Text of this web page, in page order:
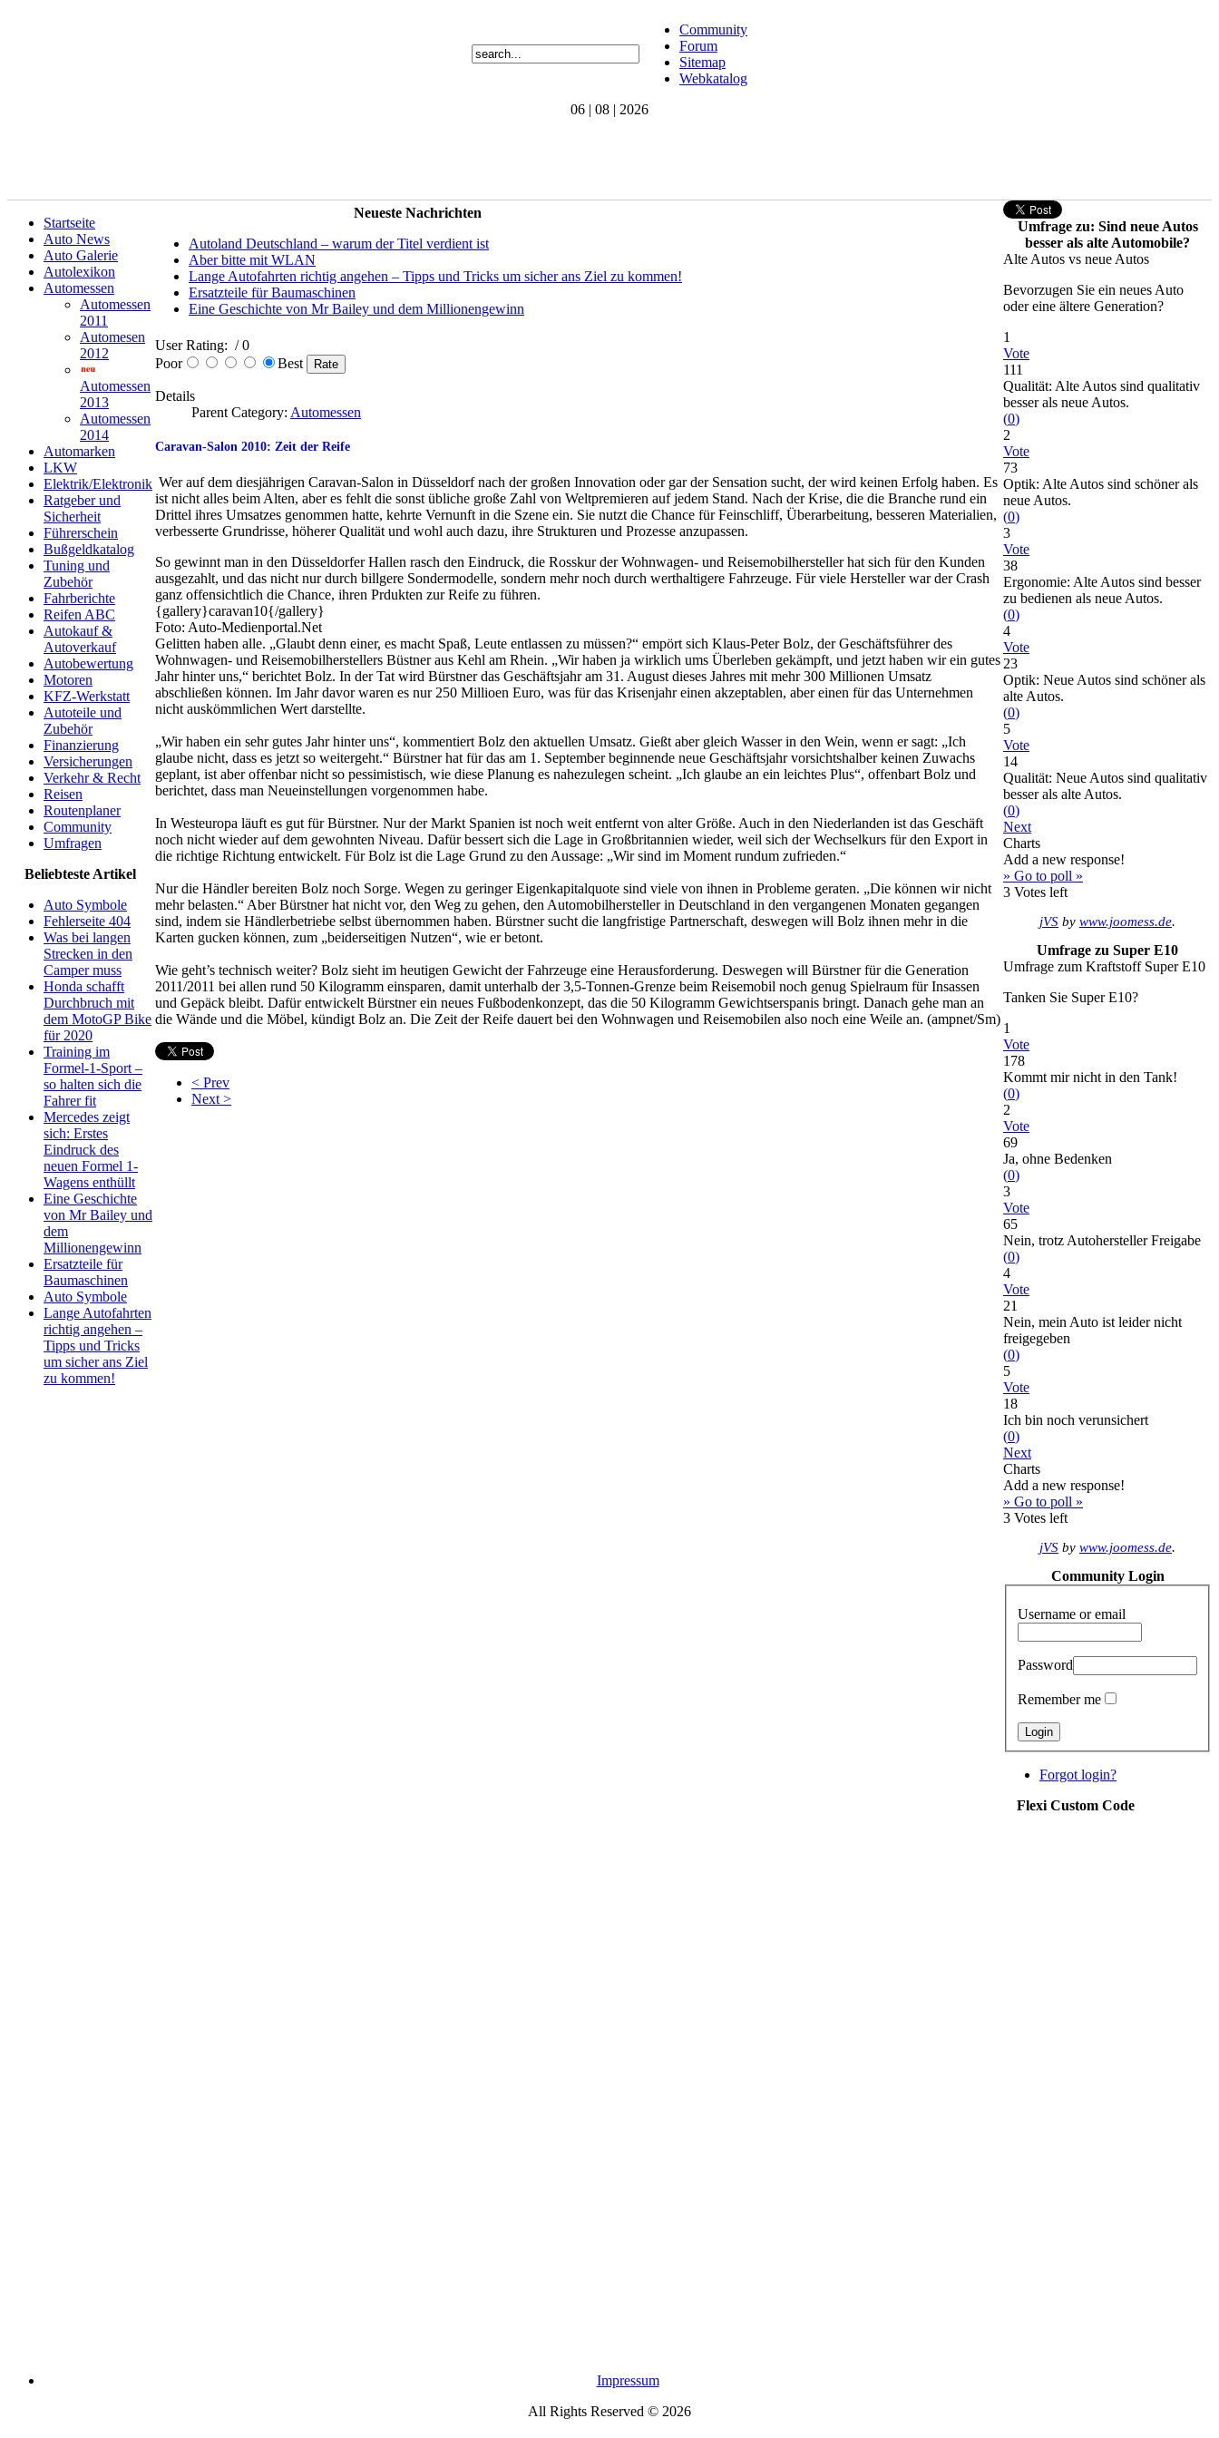
Community
Forum
Sitemap
Webkatalog
06 | 08 | 2026
Startseite
Auto News
Auto Galerie
Autolexikon
Automessen
Automessen
2011
Automesen
2012
Automessen
2013
Automessen
2014
Automarken
LKW
Elektrik/Elektronik
Ratgeber und
Sicherheit
Führerschein
Bußgeldkatalog
Tuning und
Zubehör
Fahrberichte
Reifen ABC
Autokauf &
Autoverkauf
Autobewertung
Motoren
KFZ-Werkstatt
Autoteile und
Zubehör
Finanzierung
Versicherungen
Verkehr & Recht
Reisen
Routenplaner
Community
Umfragen
Beliebteste Artikel
Auto Symbole
Fehlerseite 404
Was bei langen
Strecken in den
Camper muss
Honda schafft
Durchbruch mit
dem MotoGP Bike
für 2020
Training im
Formel-1-Sport –
so halten sich die
Fahrer fit
Mercedes zeigt
sich: Erstes
Eindruck des
neuen Formel 1-
Wagens enthüllt
Eine Geschichte
von Mr Bailey und
dem
Millionengewinn
Ersatzteile für
Baumaschinen
Auto Symbole
Lange Autofahrten
richtig angehen –
Tipps und Tricks
um sicher ans Ziel
zu kommen!
Neueste Nachrichten
Autoland Deutschland – warum der Titel verdient ist
Aber bitte mit WLAN
Lange Autofahrten richtig angehen – Tipps und Tricks um sicher ans Ziel zu kommen!
Ersatzteile für Baumaschinen
Eine Geschichte von Mr Bailey und dem Millionengewinn
User Rating: / 0
Poor
Best
Details
Parent Category: Automessen
Caravan-Salon 2010: Zeit der Reife
Wer auf dem diesjährigen Caravan-Salon in Düsseldorf nach der großen Innovation oder gar der Sensation sucht, der wird keinen Erfolg haben. Es
ist nicht alles beim Alten, aber es fehlt die sonst übliche große Zahl von Weltpremieren auf jedem Stand. Nach der Krise, die die Branche rund ein
Drittel ihres Umsatzes genommen hatte, kehrte Vernunft in die Szene ein. Sie nutzt die Chance für Feinschliff, Überarbeitung, besseren Materialien,
verbesserte Grundrisse, höherer Qualität und wohl auch dazu, ihre Strukturen und Prozesse anzupassen.
So gewinnt man in den Düsseldorfer Hallen rasch den Eindruck, die Rosskur der Wohnwagen- und Reisemobilhersteller hat sich für den Kunden
ausgezahlt, und das nicht nur durch billgere Sondermodelle, sondern mehr noch durch werthaltigere Fahrzeuge. Für viele Hersteller war der Crash
ganz offensichtlich die Chance, ihren Prdukten zur Reife zu führen.
{gallery}caravan10{/gallery}
Foto: Auto-Medienportal.Net
Gelitten haben alle. „Glaubt denn einer, es macht Spaß, Leute entlassen zu müssen?“ empört sich Klaus-Peter Bolz, der Geschäftsführer des
Wohnwagen- und Reisemobilherstellers Büstner aus Kehl am Rhein. „Wir haben ja wirklich ums Überleben gekämpft, und jetzt haben wir ein gutes
Jahr hinter uns,“ berichtet Bolz. In der Tat wird Bürstner das Geschäftsjahr am 31. August dieses Jahres mit mehr 300 Millionen Umsatz
abschließen können. Im Jahr davor waren es nur 250 Millioen Euro, was für das Krisenjahr einen akzeptablen, aber einen für das Unternehmen
nicht auskömmlichen Wert darstellte.
„Wir haben ein sehr gutes Jahr hinter uns“, kommentiert Bolz den aktuellen Umsatz. Gießt aber gleich Wasser in den Wein, wenn er sagt: „Ich
glaube nicht, dass es jetzt so weitergeht.“ Bürstner hat für das am 1. September beginnende neue Geschäftsjahr vorsichtshalber keinen Zuwachs
geplant, ist aber offenbar nicht so pessimistisch, wie diese Planung es nahezulegen scheint. „Ich glaube an ein leichtes Plus“, offenbart Bolz und
berichtet, dass man Neueinstellungen vorgenommen habe.
In Westeuropa läuft es gut für Bürstner. Nur der Markt Spanien ist noch weit entfernt von alter Größe. Auch in den Niederlanden ist das Geschäft
noch nicht wieder auf dem gewohnten Niveau. Dafür bessert sich die Lage in Großbritannien wieder, weil sich der Wechselkurs für den Export in
die richtige Richtung entwickelt. Für Bolz ist die Lage Grund zu den Aussage: „Wir sind im Moment rundum zufrieden.“
Nur die Händler bereiten Bolz noch Sorge. Wegen zu geringer Eigenkapitalquote sind viele von ihnen in Probleme geraten. „Die können wir nicht
mehr belasten.“ Aber Bürstner hat nicht vor, den Weg zu gehen, den Automobilhersteller in Deutschland in den vergangenen Monaten gegangen
sind, indem sie Händlerbetriebe selbst übernommen haben. Bürstner sucht die langfristige Partnerschaft, deswegen will Bolz ihnen mehr in die
Karten gucken können, zum „beiderseitigen Nutzen“, wie er betont.
Wie geht’s technisch weiter? Bolz sieht im heutigen Gewicht der Fahrzeuge eine Herausforderung. Deswegen will Bürstner für die Generation
2011/2011 bei allen rund 50 Kilogramm einsparen, damit unterhalb der 3,5-Tonnen-Grenze beim Reisemobil noch genug Spielraum für Insassen
und Gepäck bleibt. Dafür entwickelt Bürstner ein neues Fußbodenkonzept, das die 50 Kilogramm Gewichtserspanis bringt. Danach gehe man an
die Wände und die Möbel, kündigt Bolz an. Die Zeit der Reife dauert bei den Wohnwagen und Reisemobilen also noch eine Weile an. (ampnet/Sm)
< Prev
Next >
Umfrage zu: Sind neue Autos
besser als alte Automobile?
Alte Autos vs neue Autos
Bevorzugen Sie ein neues Auto
oder eine ältere Generation?
1
Vote
111
Qualität: Alte Autos sind qualitativ
besser als neue Autos.
(0)
2
Vote
73
Optik: Alte Autos sind schöner als
neue Autos.
(0)
3
Vote
38
Ergonomie: Alte Autos sind besser
zu bedienen als neue Autos.
(0)
4
Vote
23
Optik: Neue Autos sind schöner als
alte Autos.
(0)
5
Vote
14
Qualität: Neue Autos sind qualitativ
besser als alte Autos.
(0)
Next
Charts
Add a new response!
» Go to poll »
3 Votes left
jVS by www.joomess.de.
Umfrage zu Super E10
Umfrage zum Kraftstoff Super E10
Tanken Sie Super E10?
1
Vote
178
Kommt mir nicht in den Tank!
(0)
2
Vote
69
Ja, ohne Bedenken
(0)
3
Vote
65
Nein, trotz Autohersteller Freigabe
(0)
4
Vote
21
Nein, mein Auto ist leider nicht
freigegeben
(0)
5
Vote
18
Ich bin noch verunsichert
(0)
Next
Charts
Add a new response!
» Go to poll »
3 Votes left
jVS by www.joomess.de.
Community Login
Username or email
Password
Remember me
Forgot login?
Flexi Custom Code
Impressum
All Rights Reserved © 2026